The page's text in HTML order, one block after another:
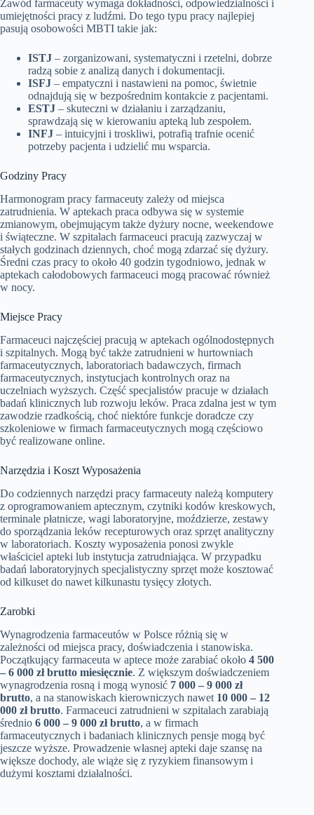
Zawód farmaceuty wymaga dokładności, odpowiedzialności i
umiejętności pracy z ludźmi. Do tego typu pracy najlepiej
pasują osobowości MBTI takie jak:
ISTJ – zorganizowani, systematyczni i rzetelni, dobrze
radzą sobie z analizą danych i dokumentacji.
ISFJ – empatyczni i nastawieni na pomoc, świetnie
odnajdują się w bezpośrednim kontakcie z pacjentami.
ESTJ – skuteczni w działaniu i zarządzaniu,
sprawdzają się w kierowaniu apteką lub zespołem.
INFJ – intuicyjni i troskliwi, potrafią trafnie ocenić
potrzeby pacjenta i udzielić mu wsparcia.
Godziny Pracy
Harmonogram pracy farmaceuty zależy od miejsca
zatrudnienia. W aptekach praca odbywa się w systemie
zmianowym, obejmującym także dyżury nocne, weekendowe
i świąteczne. W szpitalach farmaceuci pracują zazwyczaj w
stałych godzinach dziennych, choć mogą zdarzać się dyżury.
Średni czas pracy to około 40 godzin tygodniowo, jednak w
aptekach całodobowych farmaceuci mogą pracować również
w nocy.
Miejsce Pracy
Farmaceuci najczęściej pracują w aptekach ogólnodostępnych
i szpitalnych. Mogą być także zatrudnieni w hurtowniach
farmaceutycznych, laboratoriach badawczych, firmach
farmaceutycznych, instytucjach kontrolnych oraz na
uczelniach wyższych. Część specjalistów pracuje w działach
badań klinicznych lub rozwoju leków. Praca zdalna jest w tym
zawodzie rzadkością, choć niektóre funkcje doradcze czy
szkoleniowe w firmach farmaceutycznych mogą częściowo
być realizowane online.
Narzędzia i Koszt Wyposażenia
Do codziennych narzędzi pracy farmaceuty należą komputery
z oprogramowaniem aptecznym, czytniki kodów kreskowych,
terminale płatnicze, wagi laboratoryjne, moździerze, zestawy
do sporządzania leków recepturowych oraz sprzęt analityczny
w laboratoriach. Koszty wyposażenia ponosi zwykle
właściciel apteki lub instytucja zatrudniająca. W przypadku
badań laboratoryjnych specjalistyczny sprzęt może kosztować
od kilkuset do nawet kilkunastu tysięcy złotych.
Zarobki
Wynagrodzenia farmaceutów w Polsce różnią się w
zależności od miejsca pracy, doświadczenia i stanowiska.
Początkujący farmaceuta w aptece może zarabiać około 4 500
– 6 000 zł brutto miesięcznie. Z większym doświadczeniem
wynagrodzenia rosną i mogą wynosić 7 000 – 9 000 zł
brutto, a na stanowiskach kierowniczych nawet 10 000 – 12
000 zł brutto. Farmaceuci zatrudnieni w szpitalach zarabiają
średnio 6 000 – 9 000 zł brutto, a w firmach
farmaceutycznych i badaniach klinicznych pensje mogą być
jeszcze wyższe. Prowadzenie własnej apteki daje szansę na
większe dochody, ale wiąże się z ryzykiem finansowym i
dużymi kosztami działalności.